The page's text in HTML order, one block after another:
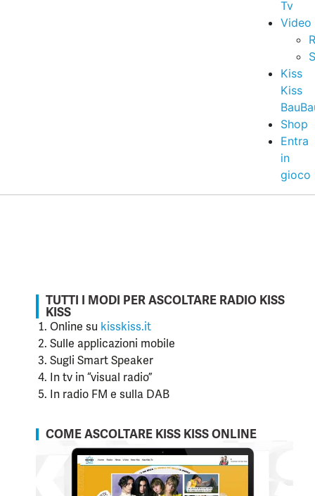
Tv
Video
Kiss
Kiss
Shop
Entra
in
gioco
TUTTI I MODI PER ASCOLTARE RADIO KISS
KISS
Online su kisskiss.it
Sulle applicazioni mobile
Sugli Smart Speaker
In tv in “visual radio”
In radio FM e sulla DAB
COME ASCOLTARE KISS KISS ONLINE